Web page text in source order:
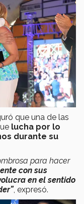
que una de las
lucha por lo
durante su
para hacer
con sus
en el sentido
, expresó.